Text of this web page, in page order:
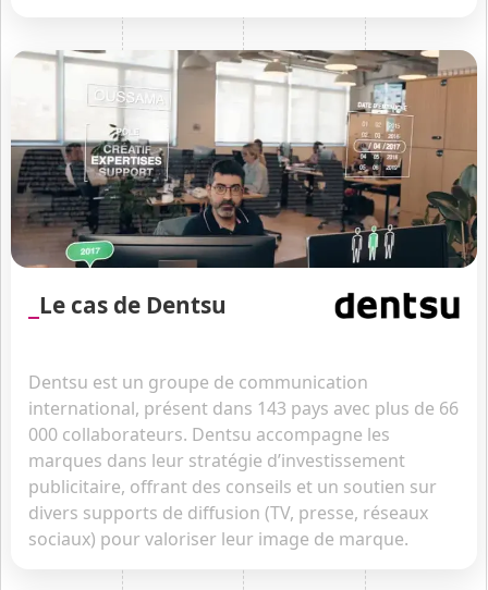
Le cas de Dentsu
Dentsu est un groupe de communication
international, présent dans 143 pays avec plus de 66
000 collaborateurs. Dentsu accompagne les
marques dans leur stratégie d’investissement
publicitaire, offrant des conseils et un soutien sur
divers supports de diffusion (TV, presse, réseaux
sociaux) pour valoriser leur image de marque.